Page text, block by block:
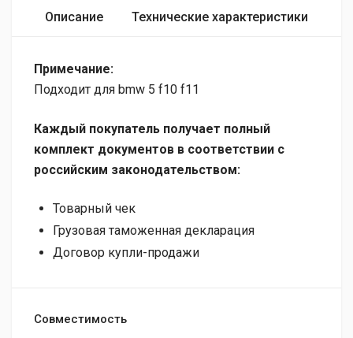
Описание Технические характеристики
Примечание:
Подходит для bmw 5 f10 f11
Каждый покупатель получает полный
комплект документов в соответствии с
российским законодательством:
Товарный чек
Грузовая таможенная декларация
Договор купли-продажи
Совместимость